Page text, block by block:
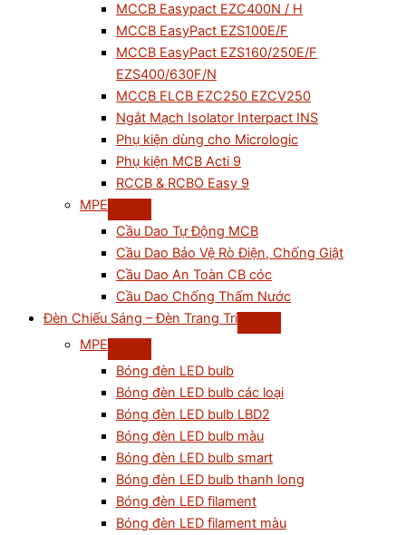
MCCB Easypact EZC400N / H
MCCB EasyPact EZS100E/F
MCCB EasyPact EZS160/250E/F
EZS400/630F/N
MCCB ELCB EZC250 EZCV250
Ngắt Mạch Isolator Interpact INS
Phụ kiện dùng cho Micrologic
Phụ kiện MCB Acti 9
RCCB & RCBO Easy 9
MPE
Cầu Dao Tự Động MCB
Cầu Dao Bảo Vệ Rò Điện, Chống Giật
Cầu Dao An Toàn CB cóc
Cầu Dao Chống Thấm Nước
Đèn Chiếu Sáng – Đèn Trang Trí
MPE
Bóng đèn LED bulb
Bóng đèn LED bulb các loại
Bóng đèn LED bulb LBD2
Bóng đèn LED bulb màu
Bóng đèn LED bulb smart
Bóng đèn LED bulb thanh long
Bóng đèn LED filament
Bóng đèn LED filament màu